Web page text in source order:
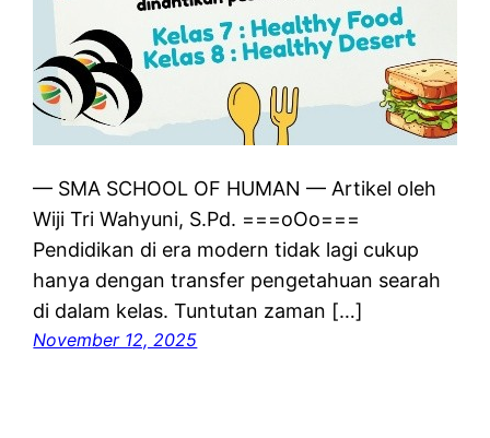
— SMA SCHOOL OF HUMAN — Artikel oleh
Wiji Tri Wahyuni, S.Pd. ===oOo===
Pendidikan di era modern tidak lagi cukup
hanya dengan transfer pengetahuan searah
di dalam kelas. Tuntutan zaman […]
November 12, 2025